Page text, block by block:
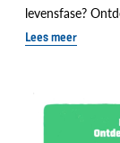
levensfase?
Lees meer